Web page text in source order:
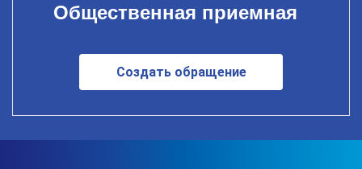
Общественная приемная
Создать обращение